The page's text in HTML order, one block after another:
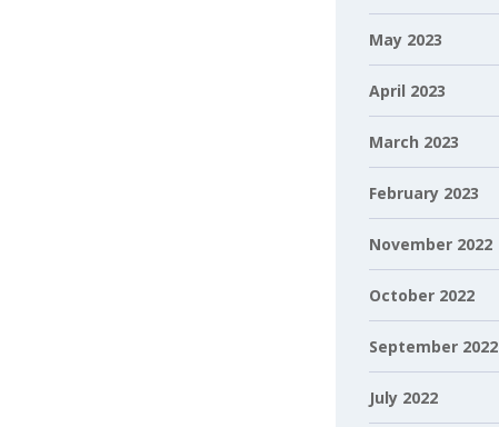
May 2023
April 2023
March 2023
February 2023
November 2022
October 2022
September 2022
July 2022